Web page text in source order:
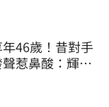
46歲！昔對手
惹鼻酸：輝哥